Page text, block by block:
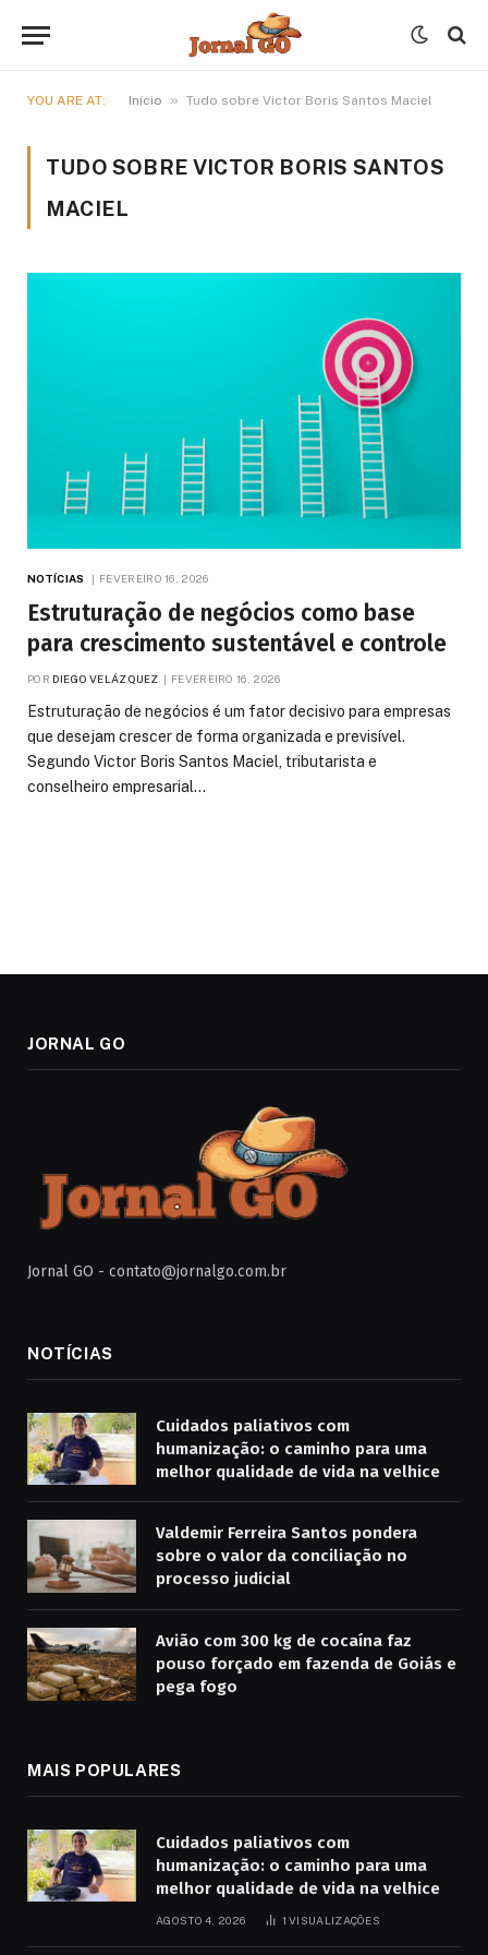
YOU ARE AT: Início » Tudo sobre Victor Boris Santos Maciel
TUDO SOBRE VICTOR BORIS SANTOS
MACIEL
NOTÍCIAS FEVEREIRO 16, 2026
Estruturação de negócios como base
para crescimento sustentável e controle
POR DIEGO VELÁZQUEZ FEVEREIRO 16, 2026
Estruturação de negócios é um fator decisivo para empresas
que desejam crescer de forma organizada e previsível.
Segundo Victor Boris Santos Maciel, tributarista e
conselheiro empresarial…
JORNAL GO
Jornal GO - contato@jornalgo.com.br
NOTÍCIAS
Cuidados paliativos com
humanização: o caminho para uma
melhor qualidade de vida na velhice
Valdemir Ferreira Santos pondera
sobre o valor da conciliação no
processo judicial
Avião com 300 kg de cocaína faz
pouso forçado em fazenda de Goiás e
pega fogo
MAIS POPULARES
Cuidados paliativos com
humanização: o caminho para uma
melhor qualidade de vida na velhice
AGOSTO 4, 2026 1VISUALIZAÇÕES